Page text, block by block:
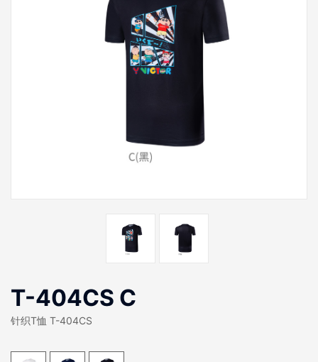
T-404CS C
针织T恤 T-404CS